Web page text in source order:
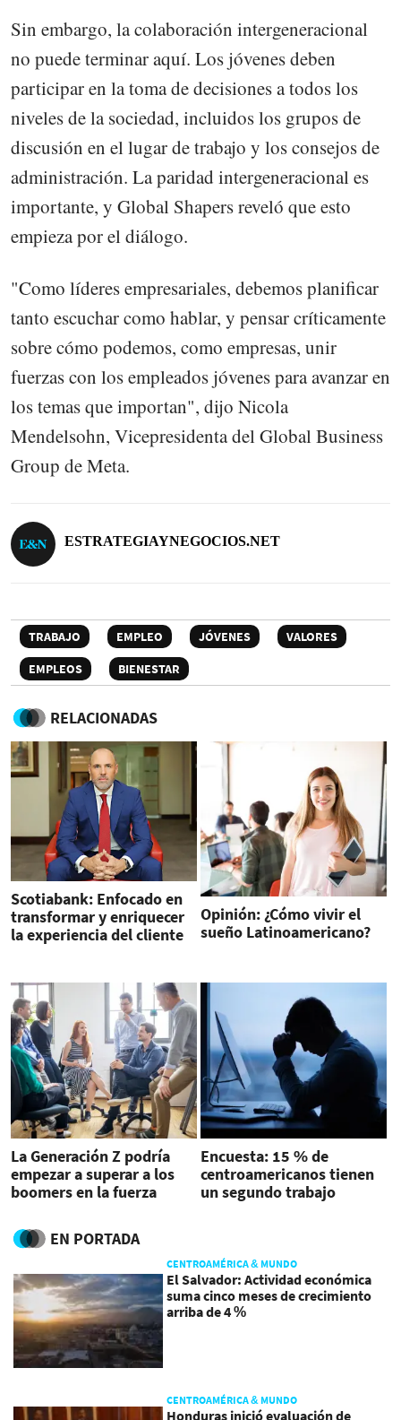
Sin embargo, la colaboración intergeneracional
no puede terminar aquí. Los jóvenes deben
participar en la toma de decisiones a todos los
niveles de la sociedad, incluidos los grupos de
discusión en el lugar de trabajo y los consejos de
administración. La paridad intergeneracional es
importante, y Global Shapers reveló que esto
empieza por el diálogo.
"Como líderes empresariales, debemos planificar
tanto escuchar como hablar, y pensar críticamente
sobre cómo podemos, como empresas, unir
fuerzas con los empleados jóvenes para avanzar en
los temas que importan", dijo Nicola
Mendelsohn, Vicepresidenta del Global Business
Group de Meta.
ESTRATEGIAYNEGOCIOS.NET
TRABAJO EMPLEO JÓVENES
VALORES
EMPLEOS
BIENESTAR
RELACIONADAS
Scotiabank: Enfocado en
transformar y enriquecer
la experiencia del cliente
Opinión: ¿Cómo vivir el
sueño Latinoamericano?
La Generación Z podría
empezar a superar a los
boomers en la fuerza
Encuesta: 15 % de
centroamericanos tienen
un segundo trabajo
EN PORTADA
CENTROAMÉRICA & MUNDO
El Salvador: Actividad económica
suma cinco meses de crecimiento
arriba de 4 %
CENTROAMÉRICA & MUNDO
Honduras inició evaluación de